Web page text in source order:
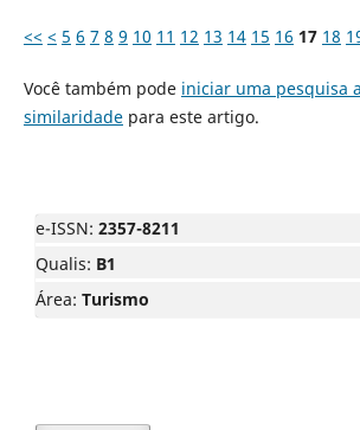
<< < 5 6 7 8 9 10 11 12 13 14 15 16 17 18
Você também pode iniciar uma pesquisa
similaridadepara este artigo.
e-ISSN: 2357-8211
Qualis: B1
Área: Turismo